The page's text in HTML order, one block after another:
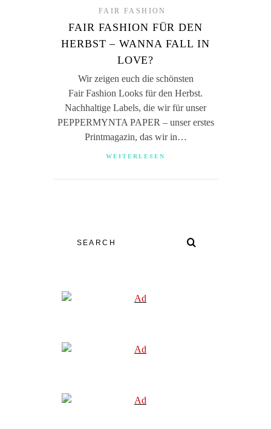
FAIR FASHION
FAIR FASHION FÜR DEN
HERBST – WANNA FALL IN
LOVE?
Wir zeigen euch die schönsten
Fair Fashion Looks für den Herbst.
Nachhaltige Labels, die wir für unser
PEPPERMYNTA PAPER – unser erstes
Printmagazin, das wir in…
WEITERLESEN